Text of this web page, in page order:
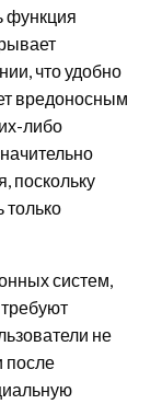
функция
что удобно
вредоносным
либо
поскольку
систем,
не
после